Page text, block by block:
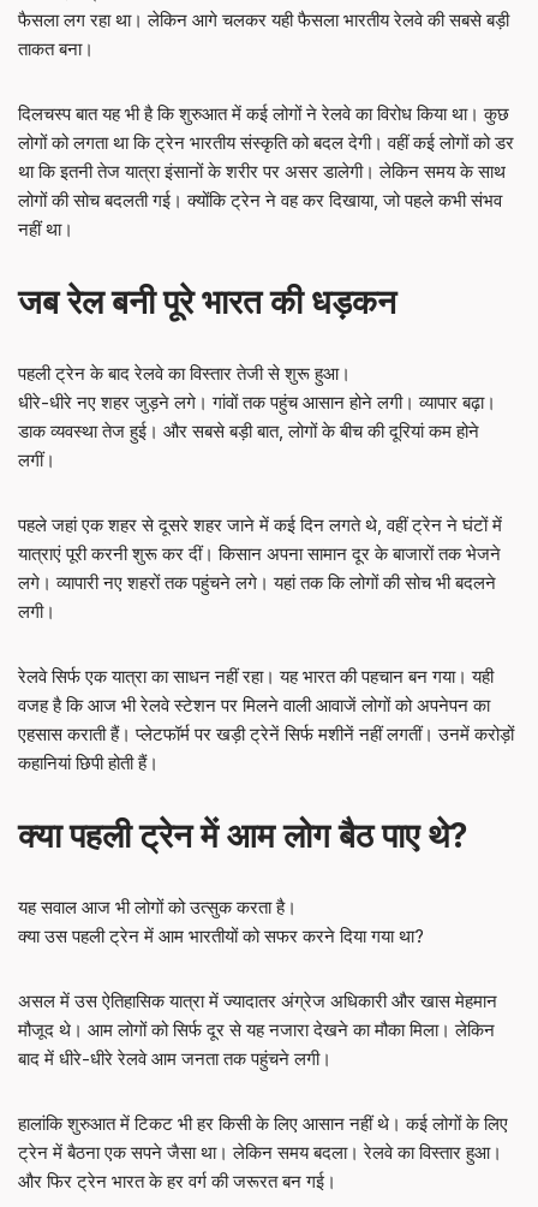
फैसला लग रहा था। लेकिन आगे चलकर यही फैसला भारतीय रेलवे की सबसे बड़ी
ताकत बना।
दिलचस्प बात यह भी है कि शुरुआत में कई लोगों ने रेलवे का विरोध किया था। कुछ
लोगों को लगता था कि ट्रेन भारतीय संस्कृति को बदल देगी। वहीं कई लोगों को डर
था कि इतनी तेज यात्रा इंसानों के शरीर पर असर डालेगी। लेकिन समय के साथ
लोगों की सोच बदलती गई। क्योंकि ट्रेन ने वह कर दिखाया, जो पहले कभी संभव
नहीं था।
जब रेल बनी पूरे भारत की धड़कन
पहली ट्रेन के बाद रेलवे का विस्तार तेजी से शुरू हुआ।
धीरे-धीरे नए शहर जुड़ने लगे। गांवों तक पहुंच आसान होने लगी। व्यापार बढ़ा।
डाक व्यवस्था तेज हुई। और सबसे बड़ी बात, लोगों के बीच की दूरियां कम होने
लगीं।
पहले जहां एक शहर से दूसरे शहर जाने में कई दिन लगते थे, वहीं ट्रेन ने घंटों में
यात्राएं पूरी करनी शुरू कर दीं। किसान अपना सामान दूर के बाजारों तक भेजने
लगे। व्यापारी नए शहरों तक पहुंचने लगे। यहां तक कि लोगों की सोच भी बदलने
लगी।
रेलवे सिर्फ एक यात्रा का साधन नहीं रहा। यह भारत की पहचान बन गया। यही
वजह है कि आज भी रेलवे स्टेशन पर मिलने वाली आवाजें लोगों को अपनेपन का
एहसास कराती हैं। प्लेटफॉर्म पर खड़ी ट्रेनें सिर्फ मशीनें नहीं लगतीं। उनमें करोड़ों
कहानियां छिपी होती हैं।
क्या पहली ट्रेन में आम लोग बैठ पाए थे?
यह सवाल आज भी लोगों को उत्सुक करता है।
क्या उस पहली ट्रेन में आम भारतीयों को सफर करने दिया गया था?
असल में उस ऐतिहासिक यात्रा में ज्यादातर अंग्रेज अधिकारी और खास मेहमान
मौजूद थे। आम लोगों को सिर्फ दूर से यह नजारा देखने का मौका मिला। लेकिन
बाद में धीरे-धीरे रेलवे आम जनता तक पहुंचने लगी।
हालांकि शुरुआत में टिकट भी हर किसी के लिए आसान नहीं थे। कई लोगों के लिए
ट्रेन में बैठना एक सपने जैसा था। लेकिन समय बदला। रेलवे का विस्तार हुआ।
और फिर ट्रेन भारत के हर वर्ग की जरूरत बन गई।